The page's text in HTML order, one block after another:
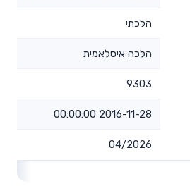
הלכתי
הלכה איסלאמית
9303
2016-11-28 00:00:00
04/2026